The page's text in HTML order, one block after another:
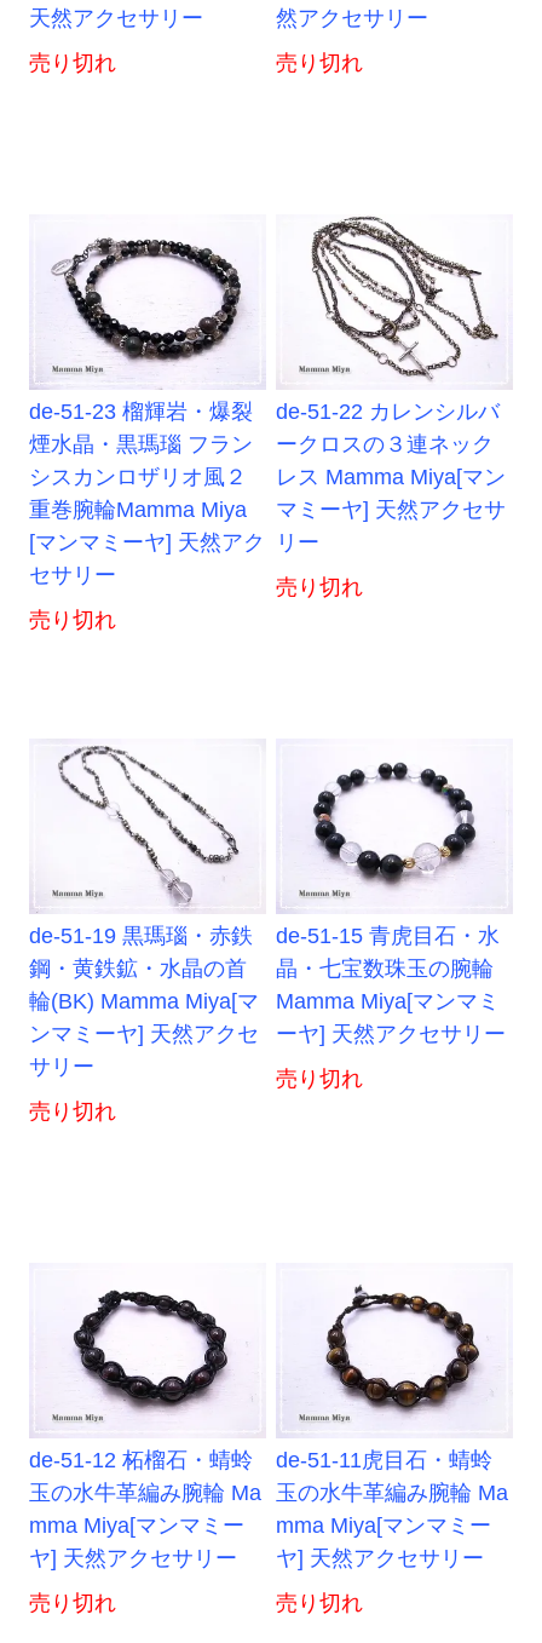
天然アクセサリー
売り切れ
然アクセサリー
売り切れ
de-51-23 榴輝岩・爆裂
煙水晶・黒瑪瑙 フラン
シスカンロザリオ風２
重巻腕輪Mamma Miya
[マンマミーヤ] 天然アク
セサリー
売り切れ
de-51-22 カレンシルバ
ークロスの３連ネック
レス Mamma Miya[マン
マミーヤ] 天然アクセサ
リー
売り切れ
de-51-19 黒瑪瑙・赤鉄
鋼・黄鉄鉱・水晶の首
輪(BK) Mamma Miya[マ
ンマミーヤ] 天然アクセ
サリー
売り切れ
de-51-15 青虎目石・水
晶・七宝数珠玉の腕輪
Mamma Miya[マンマミ
ーヤ] 天然アクセサリー
売り切れ
de-51-12 柘榴石・蜻蛉
玉の水牛革編み腕輪 Ma
mma Miya[マンマミー
ヤ] 天然アクセサリー
売り切れ
de-51-11虎目石・蜻蛉
玉の水牛革編み腕輪 Ma
mma Miya[マンマミー
ヤ] 天然アクセサリー
売り切れ